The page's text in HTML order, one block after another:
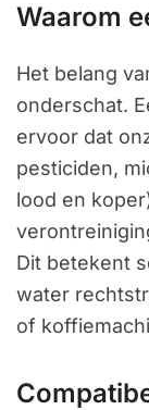
Waarom
Het belang
onderschat.
ervoor dat
pesticiden,
lood en
Dit betekent
water
of